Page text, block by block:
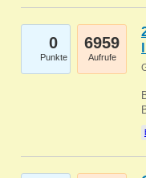
0
Punkte
6959
Aufrufe